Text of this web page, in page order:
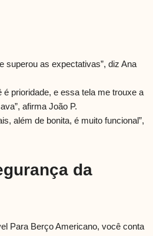
superou as expectativas”, diz Ana
é prioridade, e essa tela me trouxe a
afirma João P.
além de bonita, é muito funcional”,
da
Para Berço Americano, você conta